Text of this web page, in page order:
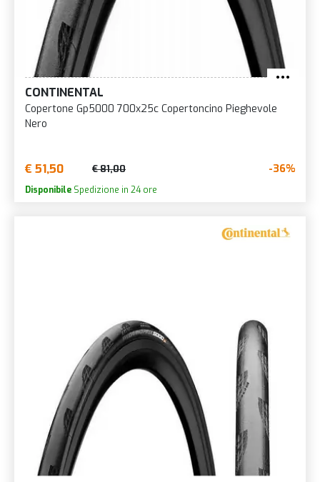
CONTINENTAL
Copertone Gp5000 700x25c Copertoncino Pieghevole
Nero
€ 51,50 € 81,00 -36%
Disponibile Spedizione in 24 ore